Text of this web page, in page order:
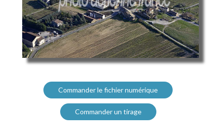
Commander le fichier numérique
Commander un tirage